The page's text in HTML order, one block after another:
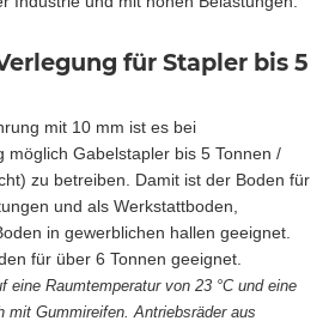
für Stapler bis 5
mit 10 mm ist es bei
möglich Gabelstapler bis 5 Tonnen /
zu betreiben. Damit ist der Boden für
und als Werkstattboden,
in gewerblichen hallen geeignet.
für über 6 Tonnen geeignet.
eine Raumtemperatur von 23 °C und eine
mit Gummireifen. Antriebsräder aus